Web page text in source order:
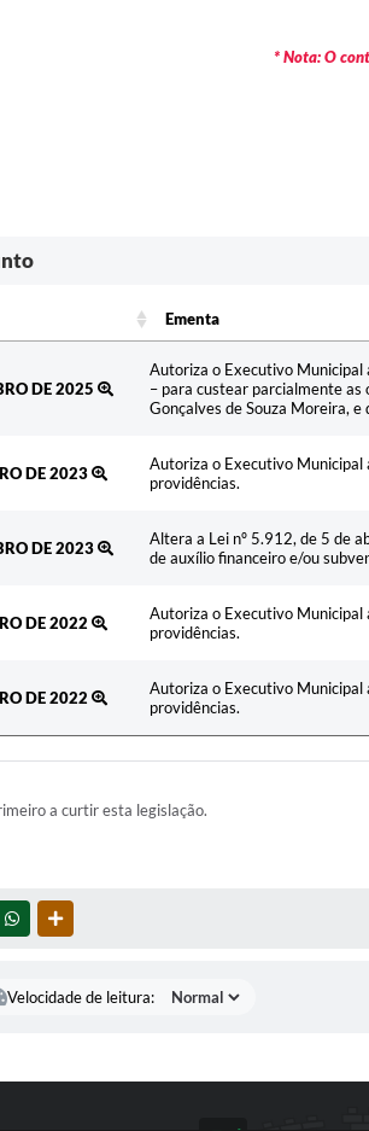
* Nota: O
Ementa
DE 2025
Autoriza o Executivo Municipal
– para custear parcialmente as
Gonçalves de Souza Moreira, e
DE 2023
Autoriza o Executivo Municipal
providências.
DE 2023
Altera a Lei nº 5.912, de 5 de
de auxílio financeiro e/ou
DE 2022
Autoriza o Executivo Municipal
providências.
DE 2022
Autoriza o Executivo Municipal
providências.
a curtir esta legislação.
WHATSAPP
Velocidade de leitura: